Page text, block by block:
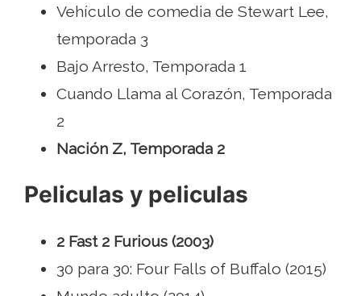
Vehículo de comedia de Stewart Lee,
temporada 3
Bajo Arresto, Temporada 1
Cuando Llama al Corazón, Temporada
2
Nación Z, Temporada 2
Peliculas y peliculas
2 Fast 2 Furious (2003)
30 para 30: Four Falls of Buffalo (2015)